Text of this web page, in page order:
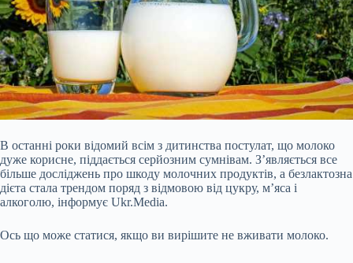
В останні роки відомий всім з дитинства постулат, що молоко
дуже корисне, піддається серйозним сумнівам. З’являється все
більше досліджень про шкоду молочних продуктів, а безлактозна
дієта стала трендом поряд з відмовою від цукру, м’яса і
алкоголю, інформує Ukr.Media.
Ось що може статися, якщо ви вирішите не вживати молоко.